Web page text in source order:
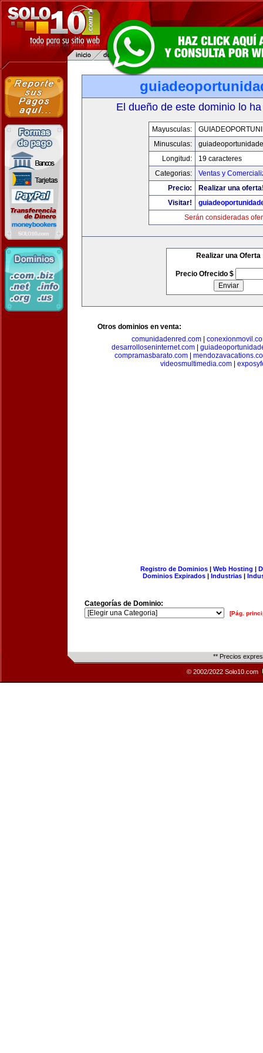
El dueño de este dominio lo
Mayusculas:
Minusculas:
Longitud:
19 caracteres
Categorias:
Ventas y
Precio:
Realizar una
Visitar!
Serán consideradas
Realizar una Oferta
Precio Ofrecido $
Otros dominios en venta:
comunidadenred.com|
desarrolloseninternet.com
compramasbarato.com|
videosmultimedia.com
Registro de Dominios| Web Hosting |
Dominios Expirados | Industrias |
Categorías de Dominio:
[Pág.
** Precios
© 2002/2022 Solo10.com